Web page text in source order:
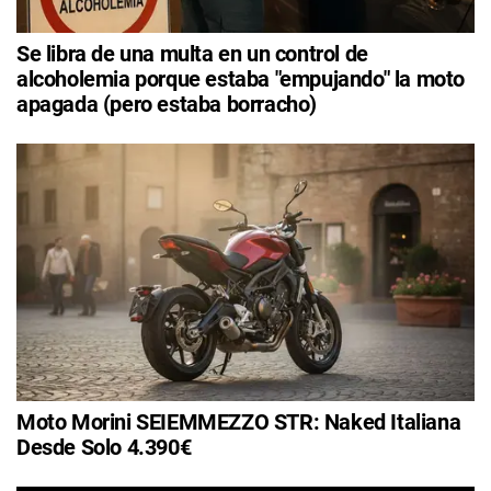
Se libra de una multa en un control de
alcoholemia porque estaba "empujando" la moto
apagada (pero estaba borracho)
Moto Morini SEIEMMEZZO STR: Naked Italiana
Desde Solo 4.390€